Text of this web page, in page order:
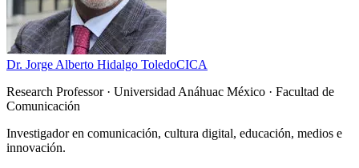
Dr. Jorge Alberto Hidalgo ToledoCICA
Research Professor· Universidad Anáhuac México · Facultad de
Comunicación
Investigador en comunicación, cultura digital, educación, medios e
innovación.